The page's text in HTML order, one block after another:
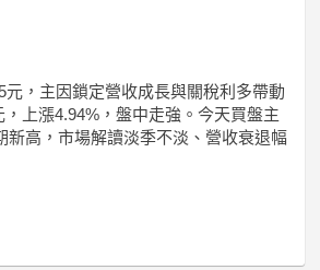
，主因鎖定營收成長與關稅利多帶動
上漲4.94%，盤中走強。今天買盤主
高，市場解讀淡季不淡、營收衰退幅